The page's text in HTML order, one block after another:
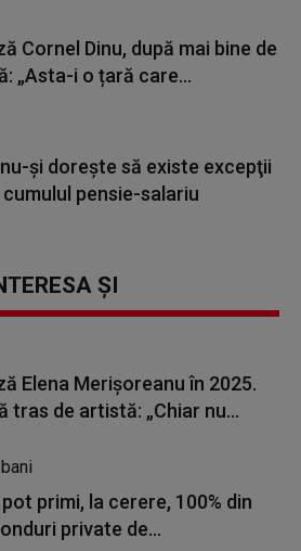
Cornel Dinu, după mai bine de
„Asta-i o țară care...
şi doreşte să existe excepţii
pensie-salariu
ȘI
Elena Merișoreanu în 2025.
tras de artistă: „Chiar nu...
primi, la cerere, 100% din
private de...